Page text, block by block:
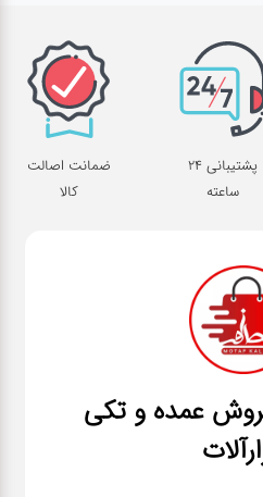
پشتیبانی 24
ساعته
ضمانت اصالت
کالا
عمده و تکی